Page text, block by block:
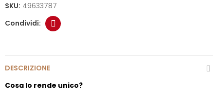
SKU: 49633787
DESCRIZIONE
Cosa lo rende unico?